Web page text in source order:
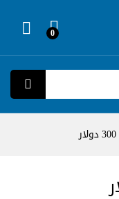
0
بحث